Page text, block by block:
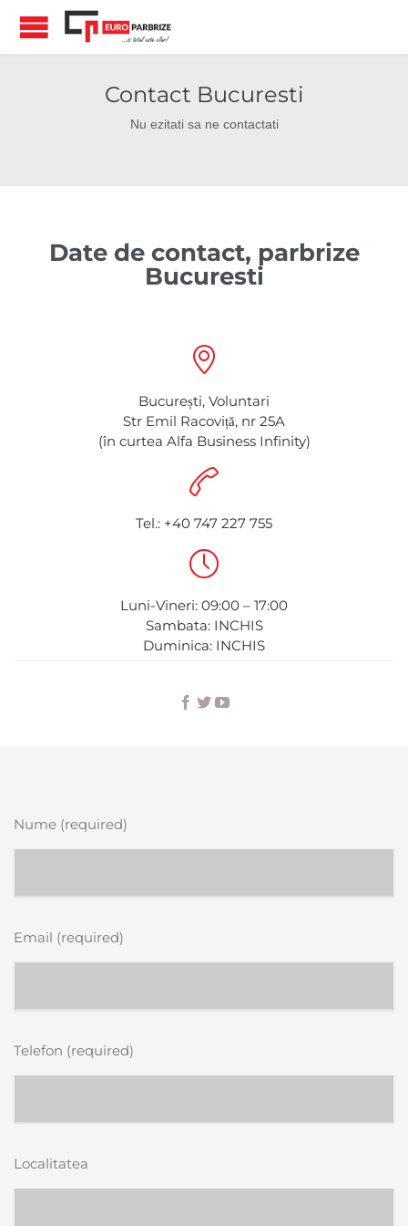
Contact Bucuresti
Nu ezitati sa ne contactati
Date de contact, parbrize
Bucuresti

București, Voluntari
Str Emil Racoviță, nr 25A
(în curtea Alfa Business Infinity)

Tel.: +40 747 227 755

Luni-Vineri: 09:00 – 17:00
Sambata: INCHIS
Duminica: INCHIS
  
Nume (required)
Email (required)
Telefon (required)
Localitatea